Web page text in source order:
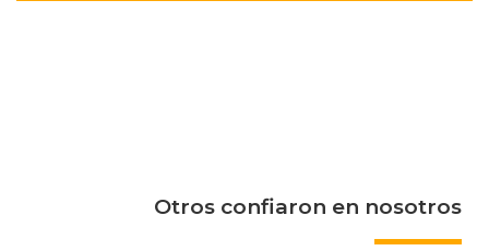
Otros confiaron en nosotros